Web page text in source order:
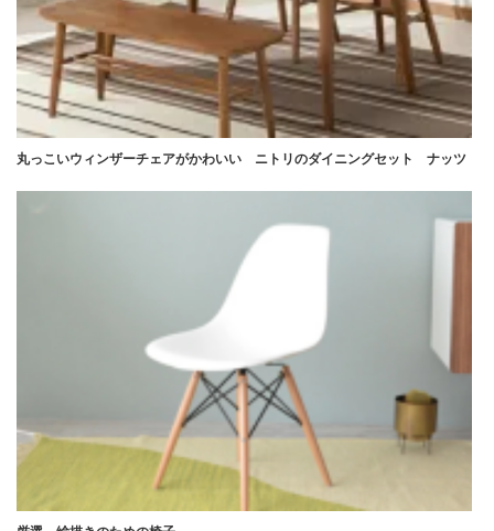
丸っこいウィンザーチェアがかわいい ニトリのダイニングセット ナッツ